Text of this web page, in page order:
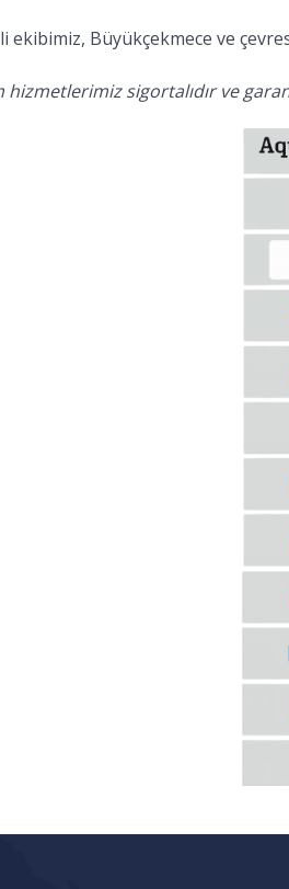
ekibimiz, Büyükçekmece ve
hizmetlerimiz sigortalıdır ve